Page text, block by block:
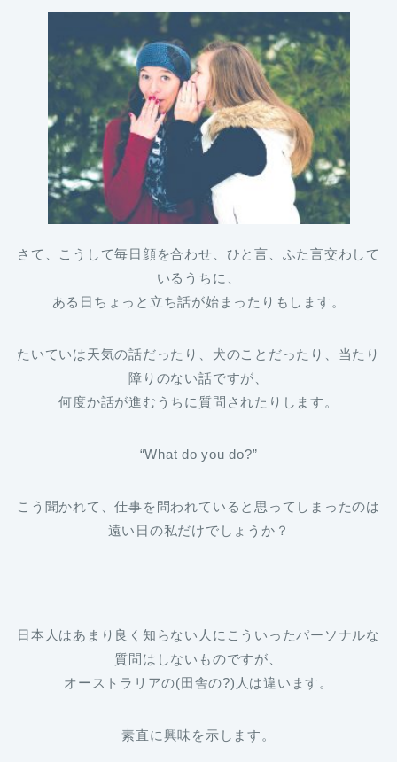
さて、こうして毎日顔を合わせ、ひと言、ふた言交わして
いるうちに、
ある日ちょっと立ち話が始まったりもします。
たいていは天気の話だったり、犬のことだったり、当たり
障りのない話ですが、
何度か話が進むうちに質問されたりします。
“What do you do?”
こう聞かれて、仕事を問われていると思ってしまったのは
遠い日の私だけでしょうか？
日本人はあまり良く知らない人にこういったパーソナルな
質問はしないものですが、
オーストラリアの(田舎の?)人は違います。
素直に興味を示します。